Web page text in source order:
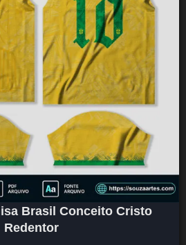
Brasil Conceito Cristo
Redentor